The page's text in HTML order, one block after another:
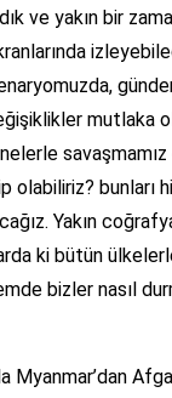
ve yakın bir
mutlaka
olabiliriz? bunları
Yakın
ki bütün
bizler nasıl
Myanmar’dan